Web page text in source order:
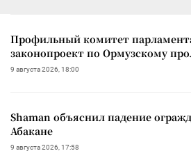
Профильный комитет
законопроект по Ормузскому
9 августа 2026, 18:00
Shaman объяснил падение
Абакане
9 августа 2026, 17:58